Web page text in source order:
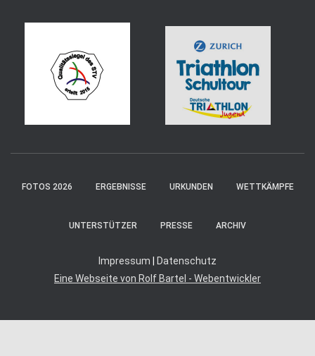
FOTOS 2026 ERGEBNISSE URKUNDEN WETTKÄMPFE
UNTERSTÜTZER PRESSE ARCHIV
Impressum
Datenschutz
Eine Webseite von Rolf Bartel - Webentwickler